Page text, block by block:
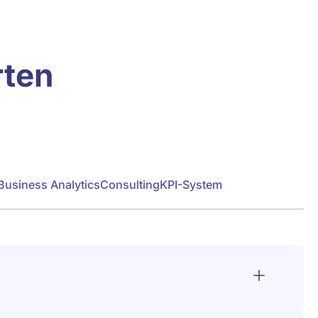
AnalyticsConsultingKPI-System